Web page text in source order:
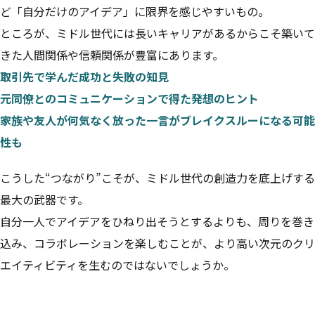
ど「自分だけのアイデア」に限界を感じやすいもの。
ところが、ミドル世代には長いキャリアがあるからこそ築いて
きた人間関係や信頼関係が豊富にあります。
取引先で学んだ成功と失敗の知見
元同僚とのコミュニケーションで得た発想のヒント
家族や友人が何気なく放った一言がブレイクスルーになる可能
性も
こうした“つながり”こそが、ミドル世代の創造力を底上げする
最大の武器です。
自分一人でアイデアをひねり出そうとするよりも、周りを巻き
込み、コラボレーションを楽しむことが、より高い次元のクリ
エイティビティを生むのではないでしょうか。